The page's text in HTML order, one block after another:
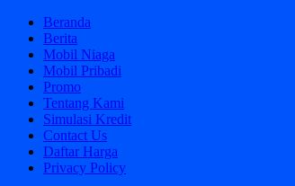
Skip
content
Beranda
Berita
Mobil Niaga
Mobil Pribadi
Promo
Tentang Kami
Simulasi Kredit
Contact Us
Daftar Harga
Privacy Policy